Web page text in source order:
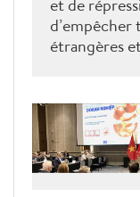
et de
étrangères